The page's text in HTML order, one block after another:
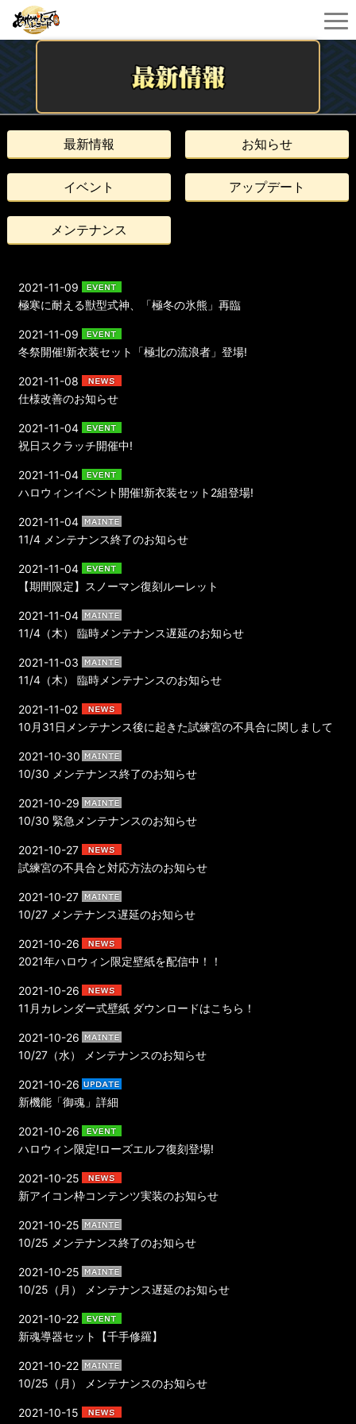
最新情報 お知らせ
イベント アップデート
メンテナンス
極寒に耐える獣型式神、「極冬の氷熊」再臨
2021-11-09
冬祭開催!新衣装セット「極北の流浪者」登場!
2021-11-09
仕様改善のお知らせ
2021-11-08
祝日スクラッチ開催中!
2021-11-04
ハロウィンイベント開催!新衣装セット2組登場!
2021-11-04
11/4 メンテナンス終了のお知らせ
2021-11-04
【期間限定】スノーマン復刻ルーレット
2021-11-04
11/4（木） 臨時メンテナンス遅延のお知らせ
2021-11-04
11/4（木） 臨時メンテナンスのお知らせ
2021-11-03
10月31日メンテナンス後に起きた試練宮の不具合に関しまして
2021-11-02
10/30 メンテナンス終了のお知らせ
2021-10-30
10/30 緊急メンテナンスのお知らせ
2021-10-29
試練宮の不具合と対応方法のお知らせ
2021-10-27
10/27 メンテナンス遅延のお知らせ
2021-10-27
2021年ハロウィン限定壁紙を配信中！！
2021-10-26
11月カレンダー式壁紙 ダウンロードはこちら！
2021-10-26
10/27（水） メンテナンスのお知らせ
2021-10-26
新機能「御魂」詳細
2021-10-26
ハロウィン限定!ローズエルフ復刻登場!
2021-10-26
新アイコン枠コンテンツ実装のお知らせ
2021-10-25
10/25 メンテナンス終了のお知らせ
2021-10-25
10/25（月） メンテナンス遅延のお知らせ
2021-10-25
新魂導器セット【千手修羅】
2021-10-22
10/25（月） メンテナンスのお知らせ
2021-10-22
2021-10-15